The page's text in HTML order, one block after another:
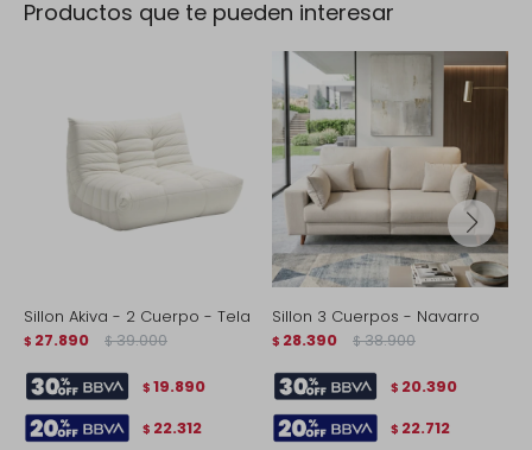
Productos que te pueden interesar
Sillon Akiva - 2 Cuerpo - Tela
$ 27.890 $ 39.000
$ 19.890
$ 22.312
Sillon 3 Cuerpos - Navarro
$ 28.390 $ 38.900
$ 20.390
$ 22.712